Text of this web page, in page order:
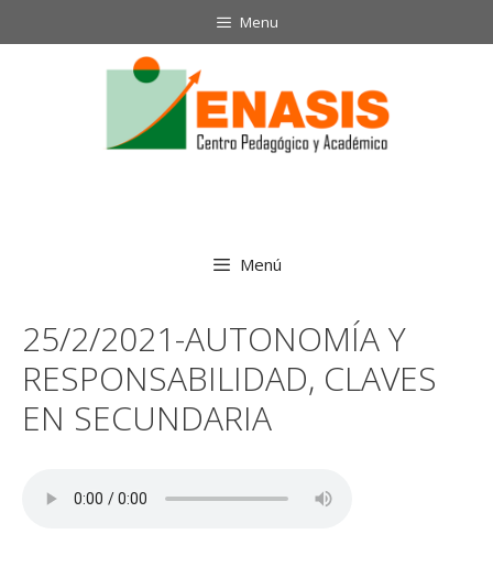
Menu
Menú
25/2/2021-AUTONOMÍA Y
RESPONSABILIDAD, CLAVES
EN SECUNDARIA